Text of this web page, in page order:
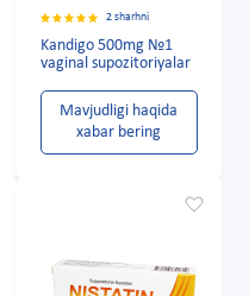
2 sharhni
Kandigo 500mg №1
vaginal supozitoriyalar
Mavjudligi haqida
xabar bering